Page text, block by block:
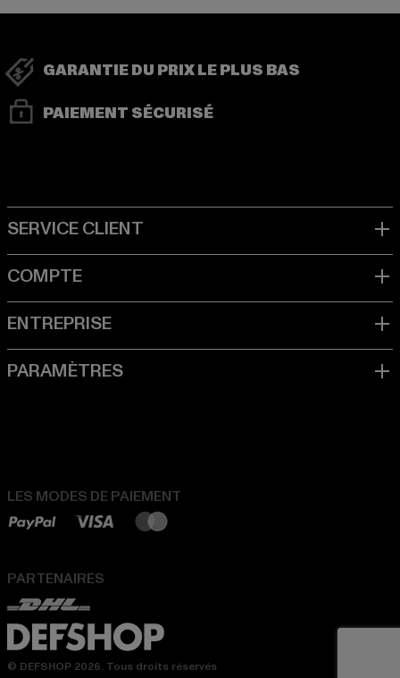
GARANTIE DU PRIX LE PLUS BAS
PAIEMENT SÉCURISÉ
LES MODES DE PAIEMENT
PARTENAIRES
© DEFSHOP 2026. Tous droits réservés